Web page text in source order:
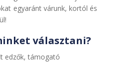
egyaránt várunk, kortól és
választani?
edzők, támogató